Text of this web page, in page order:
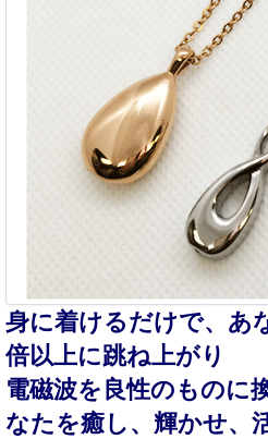
身に着けるだけで、あ
倍以上に跳ね上がり
電磁波を良性のものに
なたを癒し、輝かせ、